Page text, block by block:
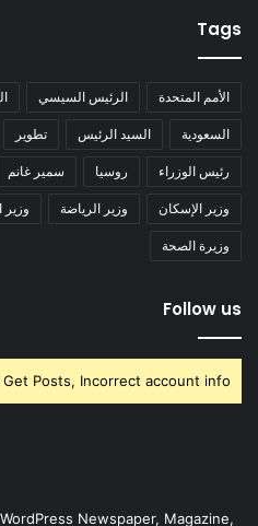
Tags
الأمم المتحدة الرئيس السيسي
السعودية السيد الرئيس تطوير
رئيس الوزراء روسيا سمير غانم
وزير الإسكان وزير الرياضة وزير
وزيرة الصحة
Follow us
Posts, Incorrect account info.
Newspaper, Magazine,